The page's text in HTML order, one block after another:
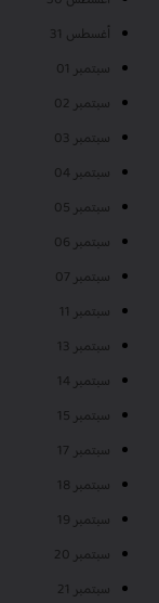
أغسطس 31
سبتمبر 01
سبتمبر 02
سبتمبر 03
سبتمبر 04
سبتمبر 05
سبتمبر 06
سبتمبر 07
سبتمبر 11
سبتمبر 13
سبتمبر 14
سبتمبر 15
سبتمبر 17
سبتمبر 18
سبتمبر 19
سبتمبر 20
سبتمبر 21